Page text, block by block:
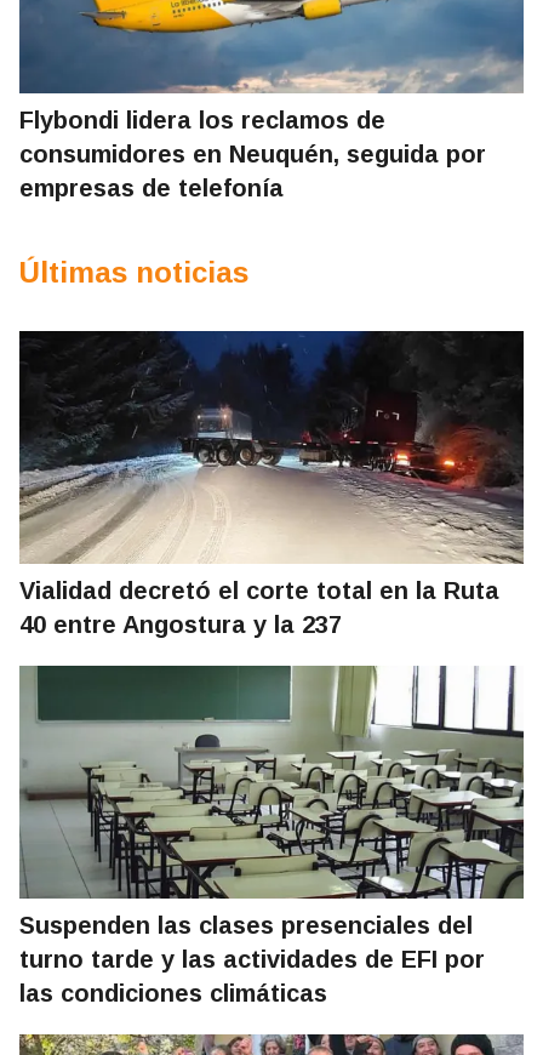
Flybondi lidera los reclamos de
consumidores en Neuquén, seguida por
empresas de telefonía
Últimas noticias
Vialidad decretó el corte total en la Ruta
40 entre Angostura y la 237
Suspenden las clases presenciales del
turno tarde y las actividades de EFI por
las condiciones climáticas